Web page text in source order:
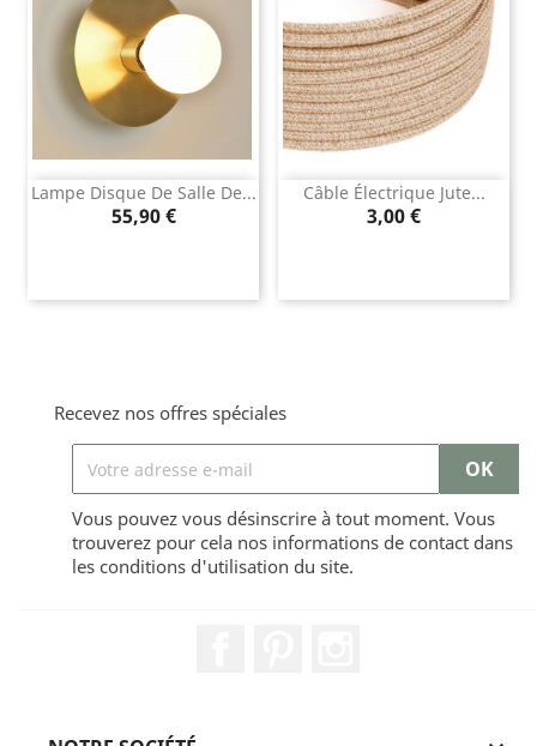
Lampe Disque De Salle De...
Prix
55,90 €
Câble Électrique Jute...
Prix
3,00 €
Recevez nos offres spéciales
Vous pouvez vous désinscrire à tout moment. Vous
trouverez pour cela nos informations de contact dans
les conditions d'utilisation du site.